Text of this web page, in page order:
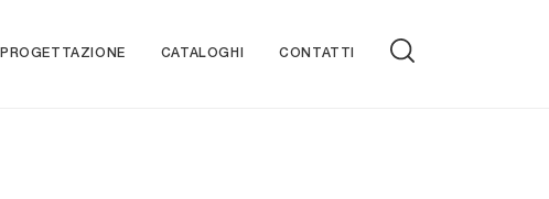
PROGETTAZIONE CATALOGHI CONTATTI